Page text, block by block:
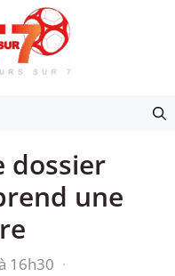
dossier
une
16h30 ·